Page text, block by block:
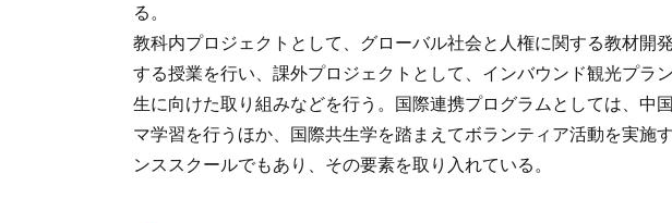
る。
教科内プロジェクトとして、グローバル社会と人権に関する教材開
する授業を行い、課外プロジェクトとして、インバウンド観光プラ
生に向けた取り組みなどを行う。国際連携プログラムとしては、中
マ学習を行うほか、国際共生学を踏まえてボランティア活動を実施
ンススクールでもあり、その要素を取り入れている。